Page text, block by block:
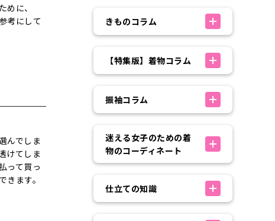
に、
考にして
んでしま
けてしま
って買っ
ます。
きものコラム
【特集版】着物コラム
振袖コラム
迷える女子のための着
物のコーディネート
仕立ての知識